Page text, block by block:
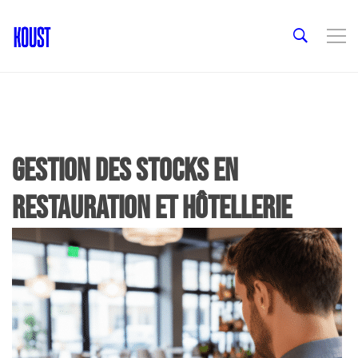
Gestion des stocks en
restauration et hôtellerie